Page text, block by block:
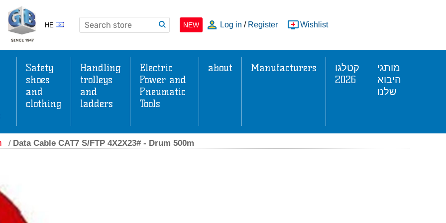
HE NEW Log in / Register Wishlist
Safety
shoes
and
clothing
Handling
trolleys
and
ladders
Electric
Power and
Pneumatic
Tools
about Manufacturers
קטלגו
2026
מותגי
היבוא
שלנו
/ Data Cable CAT7 S/FTP 4X2X23# - Drum 500m